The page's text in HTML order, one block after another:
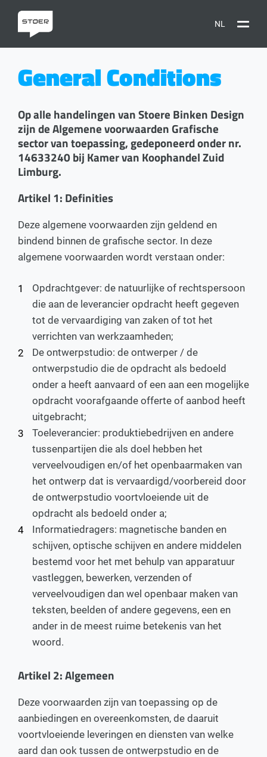
NL
General Conditions
Op alle handelingen van Stoere Binken Design
zijn de Algemene voorwaarden Grafische
sector van toepassing, gedeponeerd onder nr.
14633240 bij Kamer van Koophandel Zuid
Limburg.
Artikel 1: Definities
Deze algemene voorwaarden zijn geldend en
bindend binnen de grafische sector. In deze
algemene voorwaarden wordt verstaan onder:
Opdrachtgever: de natuurlijke of rechtspersoon
die aan de leverancier opdracht heeft gegeven
tot de vervaardiging van zaken of tot het
verrichten van werkzaamheden;
De ontwerpstudio: de ontwerper / de
ontwerpstudio die de opdracht als bedoeld
onder a heeft aanvaard of een aan een mogelijke
opdracht voorafgaande offerte of aanbod heeft
uitgebracht;
Toeleverancier: produktiebedrijven en andere
tussenpartijen die als doel hebben het
verveelvoudigen en/of het openbaarmaken van
het ontwerp dat is vervaardigd/voorbereid door
de ontwerpstudio voortvloeiende uit de
opdracht als bedoeld onder a;
Informatiedragers: magnetische banden en
schijven, optische schijven en andere middelen
bestemd voor het met behulp van apparatuur
vastleggen, bewerken, verzenden of
verveelvoudigen dan wel openbaar maken van
teksten, beelden of andere gegevens, een en
ander in de meest ruime betekenis van het
woord.
Artikel 2: Algemeen
Deze voorwaarden zijn van toepassing op de
aanbiedingen en overeenkomsten, de daaruit
voortvloeiende leveringen en diensten van welke
aard dan ook tussen de ontwerpstudio en de